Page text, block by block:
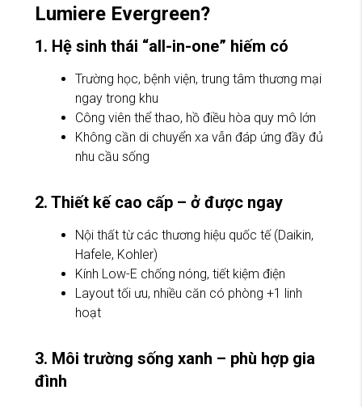
Lumiere Evergreen?
1. Hệ sinh thái “all-in-one” hiếm có
Trường học, bệnh viện, trung tâm thương mại
ngay trong khu
Công viên thể thao, hồ điều hòa quy mô lớn
Không cần di chuyển xa vẫn đáp ứng đầy đủ
nhu cầu sống
2. Thiết kế cao cấp – ở được ngay
Nội thất từ các thương hiệu quốc tế (Daikin,
Hafele, Kohler)
Kính Low-E chống nóng, tiết kiệm điện
Layout tối ưu, nhiều căn có phòng +1 linh
hoạt
3. Môi trường sống xanh – phù hợp gia
đình